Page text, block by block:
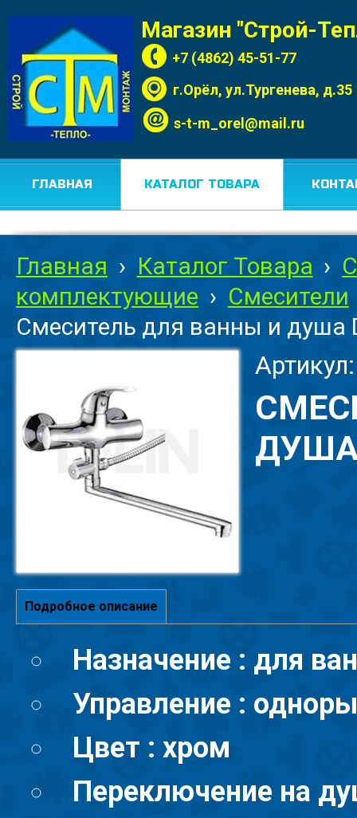
Магазин "Строй-
+7 (4862) 45-51-77
г.Орёл, ул.Тургенева, д.35
s-t-m_orel@mail.ru
ГЛАВНАЯ КАТАЛОГ ТОВАРА
Главная › Каталог Товара ›
комплектующие › Смесители
Смеситель для ванны и душа
ДУША
Подробное описание
Назначение : для
Управление :
Цвет : хром
Переключение на